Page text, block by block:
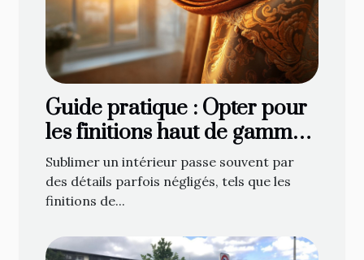
Guide pratique : Opter pour
les finitions haut de gamme
en décoration de fenêtre
Sublimer un intérieur passe souvent par
des détails parfois négligés, tels que les
finitions de...